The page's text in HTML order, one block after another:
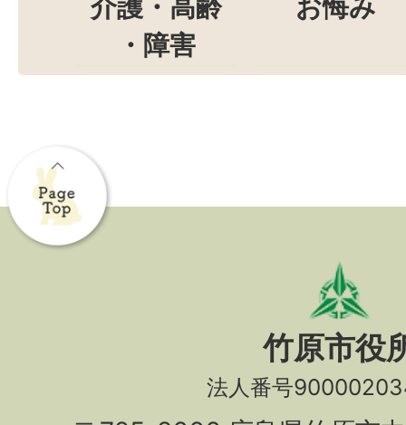
介護・高齢
・障害
お悔み
竹原市役
法人番号